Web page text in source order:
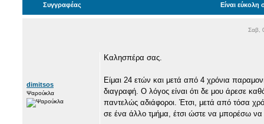
Συγγραφέας Είναι
Σαβ,
dimitsos
Ψαρούκλα
Καλησπέρα σας.
Είμαι 24 ετών και μετά από 4 χρόνια
διαγραφή. Ο λόγος είναι ότι δε μου άρεσε
παντελώς αδιάφοροι. Έτσι, μετά από τόσα
σε ένα άλλο τμήμα, έτσι ώστε να μπορέσω